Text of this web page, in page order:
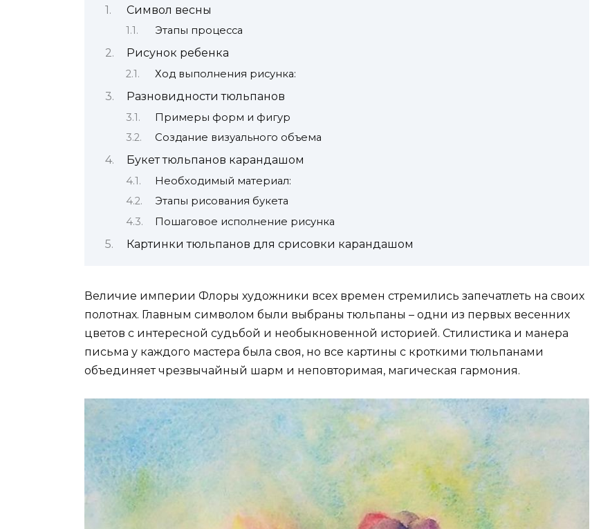
Символ весны
Этапы процесса
Рисунок ребенка
Ход выполнения рисунка:
Разновидности тюльпанов
Примеры форм и фигур
Создание визуального объема
Букет тюльпанов карандашом
Необходимый материал:
Этапы рисования букета
Пошаговое исполнение рисунка
Картинки тюльпанов для срисовки карандашом
Величие империи Флоры художники всех времен стремились запечатлеть на своих
полотнах. Главным символом были выбраны тюльпаны – одни из первых весенних
цветов с интересной судьбой и необыкновенной историей. Стилистика и манера
письма у каждого мастера была своя, но все картины с кроткими тюльпанами
объединяет чрезвычайный шарм и неповторимая, магическая гармония.